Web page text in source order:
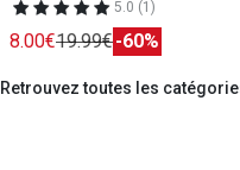
5.0 (1)
8.00€19.99€-60%
Retrouvez toutes les